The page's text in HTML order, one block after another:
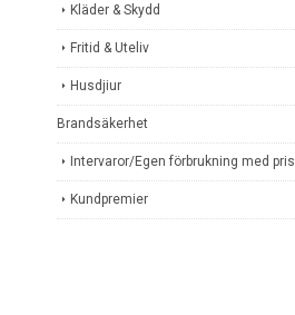
Kläder & Skydd
Fritid & Uteliv
Husdjiur
Brandsäkerhet
Intervaror/Egen förbrukning med pris
Kundpremier